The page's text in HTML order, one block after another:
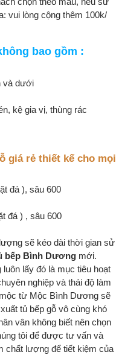
vui lòng cộng thêm 100k/
bao gồm :
và dưới
kệ gia vị, thùng rác
giá rẻ thiết kế cho mọi
đá ), sâu 600
đá ) , sâu 600
sẽ kéo dài thời gian sử
bếp Bình Dương mới.
luôn lấy đó là mục tiêu hoạt
nghiệp và thái độ làm
từ Mộc Bình Dương sẽ
tủ bếp gỗ vô cùng khó
vân không biết nên chọn
tôi để được tư vấn và
chất lượng để tiết kiệm của